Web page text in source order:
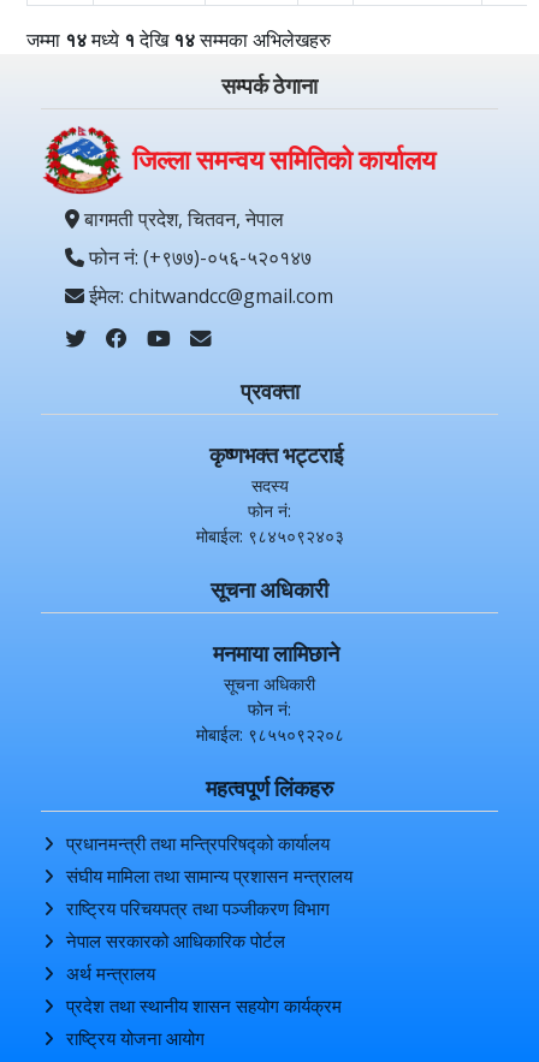
जम्मा १४मध्ये १देखि१४सम्मका अभिलेखहरु
सम्पर्क ठेगाना
जिल्ला समन्वय समितिको कार्यालय
बागमती प्रदेश, चितवन, नेपाल
फोन नं: (+९७७)-०५६-५२०१४७
ईमेल: chitwandcc@gmail.com
प्रवक्ता
कृष्णभक्त भट्टराई
सदस्य
फोन नं:
मोबाईल: ९८४५०९२४०३
सूचना अधिकारी
मनमाया लामिछाने
सूचना अधिकारी
फोन नं:
मोबाईल: ९८५५०९२२०८
महत्वपूर्ण लिंकहरु
प्रधानमन्त्री तथा मन्त्रिपरिषद्को कार्यालय
संघीय मामिला तथा सामान्य प्रशासन मन्त्रालय
राष्ट्रिय परिचयपत्र तथा पञ्‍जीकरण विभाग
नेपाल सरकारको आधिकारिक पोर्टल
अर्थ मन्त्रालय
प्रदेश तथा स्थानीय शासन सहयोग कार्यक्रम
राष्ट्रिय योजना आयोग